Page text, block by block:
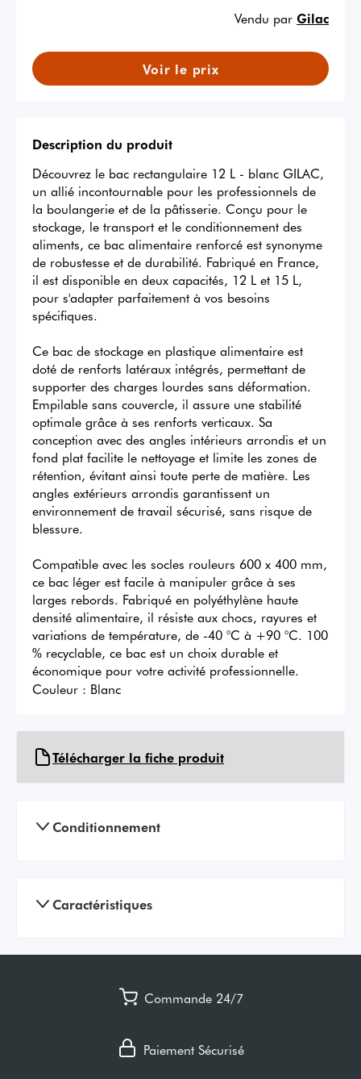
Vendu par Gilac
Voir le prix
Description du produit
Découvrez le bac rectangulaire 12 L - blanc GILAC,
un allié incontournable pour les professionnels de
la boulangerie et de la pâtisserie. Conçu pour le
stockage, le transport et le conditionnement des
aliments, ce bac alimentaire renforcé est synonyme
de robustesse et de durabilité. Fabriqué en France,
il est disponible en deux capacités, 12 L et 15 L,
pour s'adapter parfaitement à vos besoins
spécifiques.
Ce bac de stockage en plastique alimentaire est
doté de renforts latéraux intégrés, permettant de
supporter des charges lourdes sans déformation.
Empilable sans couvercle, il assure une stabilité
optimale grâce à ses renforts verticaux. Sa
conception avec des angles intérieurs arrondis et un
fond plat facilite le nettoyage et limite les zones de
rétention, évitant ainsi toute perte de matière. Les
angles extérieurs arrondis garantissent un
environnement de travail sécurisé, sans risque de
blessure.
Compatible avec les socles rouleurs 600 x 400 mm,
ce bac léger est facile à manipuler grâce à ses
larges rebords. Fabriqué en polyéthylène haute
densité alimentaire, il résiste aux chocs, rayures et
variations de température, de -40 °C à +90 °C. 100
% recyclable, ce bac est un choix durable et
économique pour votre activité professionnelle.
Couleur : Blanc
Télécharger la fiche produit
Conditionnement
Caractéristiques
Commande 24/7
Paiement Sécurisé